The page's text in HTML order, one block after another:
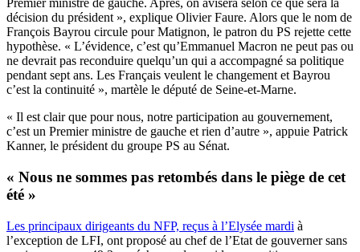
Premier ministre de gauche. Après, on avisera selon ce que sera la
décision du président », explique Olivier Faure. Alors que le nom de
François Bayrou circule pour Matignon, le patron du PS rejette cette
hypothèse. « L’évidence, c’est qu’Emmanuel Macron ne peut pas ou
ne devrait pas reconduire quelqu’un qui a accompagné sa politique
pendant sept ans. Les Français veulent le changement et Bayrou
c’est la continuité », martèle le député de Seine-et-Marne.
« Il est clair que pour nous, notre participation au gouvernement,
c’est un Premier ministre de gauche et rien d’autre », appuie Patrick
Kanner, le président du groupe PS au Sénat.
« Nous ne sommes pas retombés dans le piège de cet
été »
Les principaux dirigeants du NFP, reçus à l’Elysée mardi à
l’exception de LFI, ont proposé au chef de l’Etat de gouverner sans